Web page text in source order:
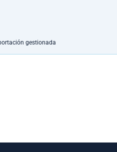
gestionada